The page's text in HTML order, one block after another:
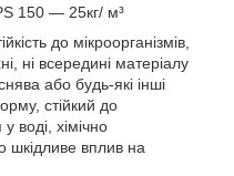
150 — 25кг/ м³
до мікроорганізмів,
ні всередині матеріалу
або будь-які інші
стійкий до
воді, хімічно
шкідливе вплив на